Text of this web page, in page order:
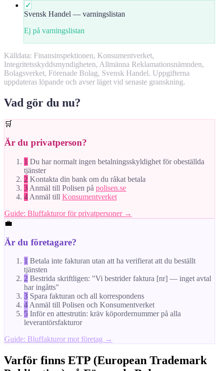
✓
Svensk Handel — varningslistan
Ej på varningslistan
Källdata: Finansinspektionen, Konsumentverket,
Integritetsskyddsmyndigheten, Allmänna Reklamationsnämnden,
Bolagsverket, Förenade Bolag, Svensk Handel. Uppgifterna
uppdateras löpande och avser läget vid senaste granskning.
Vad gör du nu?
🛒
Är du privatperson?
1 Du har normalt ingen betalningsskyldighet för obeställda
tjänster
2 Kontakta din bank om du råkat betala
3 Anmäl till Polisen på polisen.se
4 Anmäl till Konsumentverket
Guide: Bluffakturor för privatpersoner →
💼
Är du företagare?
1 Betala inte fakturan utan att ha verifierat att du beställt
tjänsten
2 Bestrida skriftligen: "Vi bestrider faktura [nr] — inget avtal
har ingåtts"
3 Spara fakturan och all korrespondens
4 Anmäl till Polisen och Konsumentverket
5 Inför en attestrutin: kräv köpordernummer på alla
leverantörsfakturor
Guide: Bluffakturor mot företag →
Varför finns ETP (European Trademark